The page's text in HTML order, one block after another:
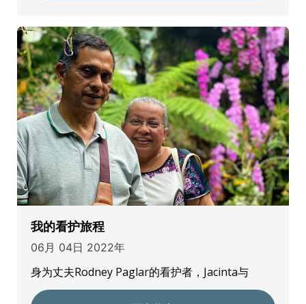
我的看护旅程
06月 04日 2022年
身为丈夫Rodney Paglar的看护者，Jacinta与